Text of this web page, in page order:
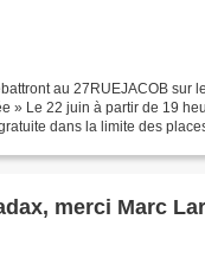
au 27RUEJACOB sur
» Le 22 juin à partir de 19
dans la limite des
merci Marc